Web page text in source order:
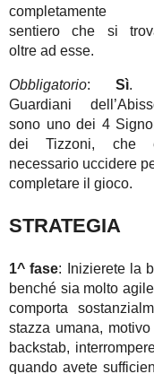
completamente
sentiero che si
oltre ad esse.
Obbligatorio: Sì. I
Guardiani
sono uno dei 4
dei Tizzoni, che
necessario uccidere
completare il gioco.
STRATEGIA
1^ fase: Inizierete la
benché sia molto
comporta
stazza umana,
backstab,
quando avete